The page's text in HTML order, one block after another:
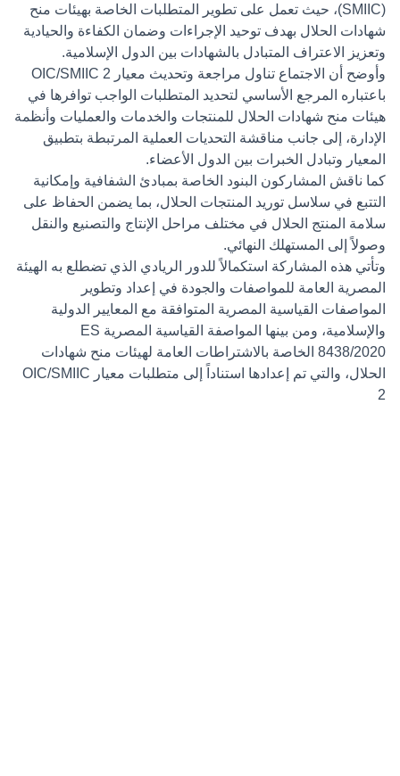
(SMIIC)، حيث تعمل على تطوير المتطلبات الخاصة بهيئات منح
شهادات الحلال بهدف توحيد الإجراءات وضمان الكفاءة والحيادية
وتعزيز الاعتراف المتبادل بالشهادات بين الدول الإسلامية.
وأوضح أن الاجتماع تناول مراجعة وتحديث معيار OIC/SMIIC 2
باعتباره المرجع الأساسي لتحديد المتطلبات الواجب توافرها في
هيئات منح شهادات الحلال للمنتجات والخدمات والعمليات وأنظمة
الإدارة، إلى جانب مناقشة التحديات العملية المرتبطة بتطبيق
المعيار وتبادل الخبرات بين الدول الأعضاء.
كما ناقش المشاركون البنود الخاصة بمبادئ الشفافية وإمكانية
التتبع في سلاسل توريد المنتجات الحلال، بما يضمن الحفاظ على
سلامة المنتج الحلال في مختلف مراحل الإنتاج والتصنيع والنقل
وصولاً إلى المستهلك النهائي.
وتأتي هذه المشاركة استكمالاً للدور الريادي الذي تضطلع به الهيئة
المصرية العامة للمواصفات والجودة في إعداد وتطوير
المواصفات القياسية المصرية المتوافقة مع المعايير الدولية
والإسلامية، ومن بينها المواصفة القياسية المصرية ES
8438/2020 الخاصة بالاشتراطات العامة لهيئات منح شهادات
الحلال، والتي تم إعدادها استناداً إلى متطلبات معيار OIC/SMIIC
2